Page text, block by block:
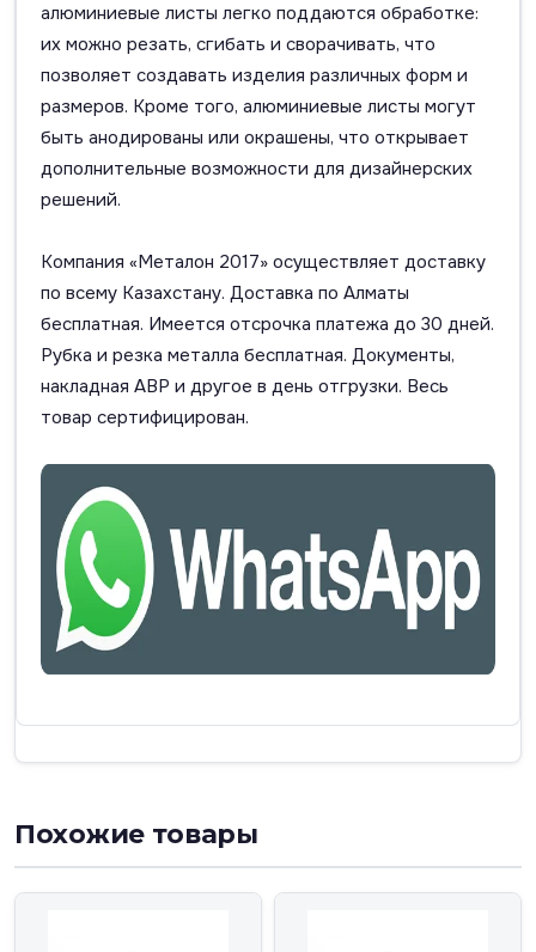
алюминиевые листы легко поддаются обработке:
их можно резать, сгибать и сворачивать, что
позволяет создавать изделия различных форм и
размеров. Кроме того, алюминиевые листы могут
быть анодированы или окрашены, что открывает
дополнительные возможности для дизайнерских
решений.
Компания «Металон 2017» осуществляет доставку
по всему Казахстану. Доставка по Алматы
бесплатная. Имеется отсрочка платежа до 30 дней.
Рубка и резка металла бесплатная. Документы,
накладная АВР и другое в день отгрузки. Весь
товар сертифицирован.
Похожие товары